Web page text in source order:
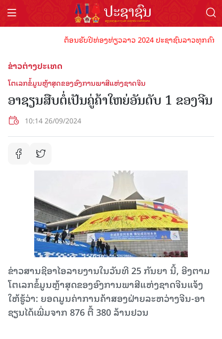
ຕ້ອນຮັບປີທ່ອງທ່ຽວລາວ 2024 ປະຊາຊົນລາວທຸກຄົນ
ຂ່າວຕ່າງປະເທດ
ໂຕເລກຂໍ້ມູນຫຼ້າສຸດຂອງອົງການພາສີແຫ່ງຊາດຈີນ
ອາຊຽນສືບຕໍ່ເປັນຄູ່ຄ້າໃຫຍ່ອັນດັບ 1 ຂອງຈີນ
10:14 26/09/2024
ຂ່າວສານຊີອາໄອລາຍງານໃນວັນທີ 25 ກັນຍາ ນີ້, ອີງຕາມ
ໂຕເລກຂໍ້ມູນຫຼ້າສຸດຂອງອົງການພາສີແຫ່ງຊາດຈີນແຈ້ງ
ໃຫ້ຮູ້ວ່າ: ຍອດມູນຄ່າການຄ້າສອງຝ່າຍລະຫວ່າງຈີນ-ອາ
ຊຽນໄດ້ເພີ່ມຈາກ 876 ຕື້ 380 ລ້ານຢວນ